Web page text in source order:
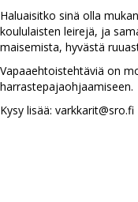
Haluaisitko sinä olla
koululaisten leirejä, ja
maisemista, hyvästä
Vapaaehtoistehtäviä on
harrastepajaohjaamiseen.
Kysy lisää: varkkarit@sro.fi